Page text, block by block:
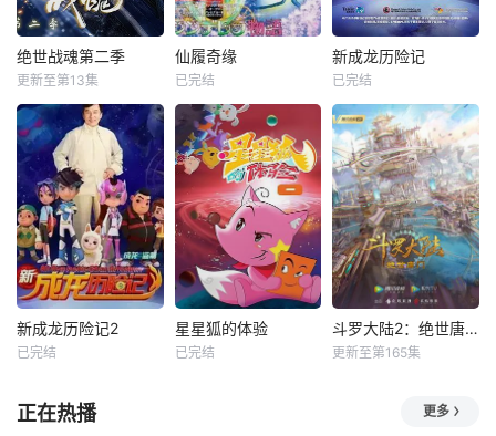
绝世战魂第二季
更新至第13集
仙履奇缘
已完结
新成龙历险记
已完结
新成龙历险记2
已完结
星星狐的体验
已完结
斗罗大陆2：绝世唐门
更新至第165集
正在热播 更多